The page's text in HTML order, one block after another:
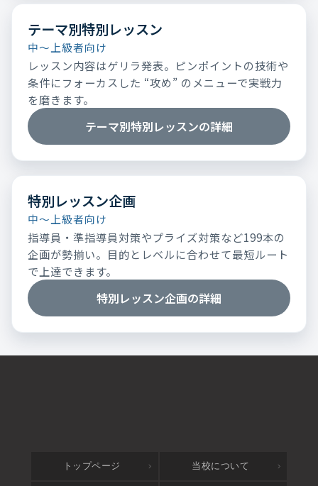
テーマ別特別レッスン
中～上級者向け
レッスン内容はゲリラ発表。ピンポイントの技術や
条件にフォーカスした “攻め” のメニューで実戦力
を磨きます。
テーマ別特別レッスンの詳細
特別レッスン企画
中～上級者向け
指導員・準指導員対策やプライズ対策など199本の
企画が勢揃い。目的とレベルに合わせて最短ルート
で上達できます。
特別レッスン企画の詳細
トップページ 当校について